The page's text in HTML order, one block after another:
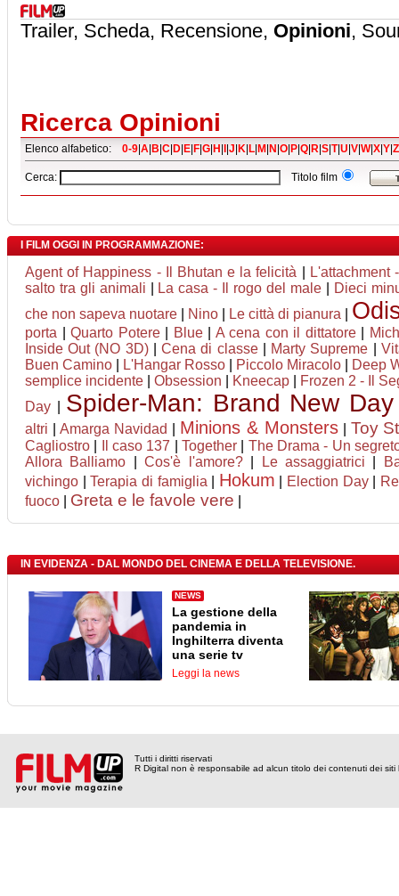
Trailer, Scheda, Recensione, Opinioni,
Ricerca Opinioni
Elenco alfabetico: 0-9 A B C D E F G H J K L M N O P Q R S T|U V W|X Y Z
Cerca: Titolo film
I FILM OGGI IN PROGRAMMAZIONE:
Agent of Happiness - Il Bhutan e la felicità
L'attachment
salto tra gli animali
La casa - Il rogo del male|
Dieci
che non sapeva nuotare
Nino Le città di pianura
porta Quarto Potere| Blue| A cena con il dittatore|
Inside Out (NO 3D)|Cena di classe| Marty Supreme
Buen Camino
L'Hangar Rosso Piccolo Miracolo
Deep
semplice incidente
Obsession Kneecap
Frozen 2 - Il
Day
Spider-Man: Brand New Day
altri
Amarga Navidad Minions & Monsters| Toy
Cagliostro Il caso 137 Together| The Drama - Un
Allora Balliamo |Cos'è l'amore?| Le assaggiatrici
vichingo |Terapia di famiglia Hokum Election Day|
fuoco
Greta e le favole vere
IN EVIDENZA - DAL MONDO DEL CINEMA E DELLA TELEVISIONE.
NEWS
La gestione della
pandemia in
Inghilterra diventa
una serie tv
Leggi la news
Tutti i diritti riservati
R Digital non è responsabile ad alcun titolo dei contenuti dei siti